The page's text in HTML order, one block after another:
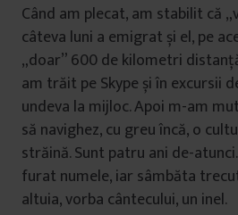
Când am plecat, am stabilit că
câteva luni a emigrat și el, pe
„doar” 600 de kilometri
am trăit pe Skype și în excursii
undeva la mijloc. Apoi m-am
să navighez, cu greu încă, o
străină. Sunt patru ani de-
furat numele, iar sâmbăta
altuia, vorba cântecului, un inel.